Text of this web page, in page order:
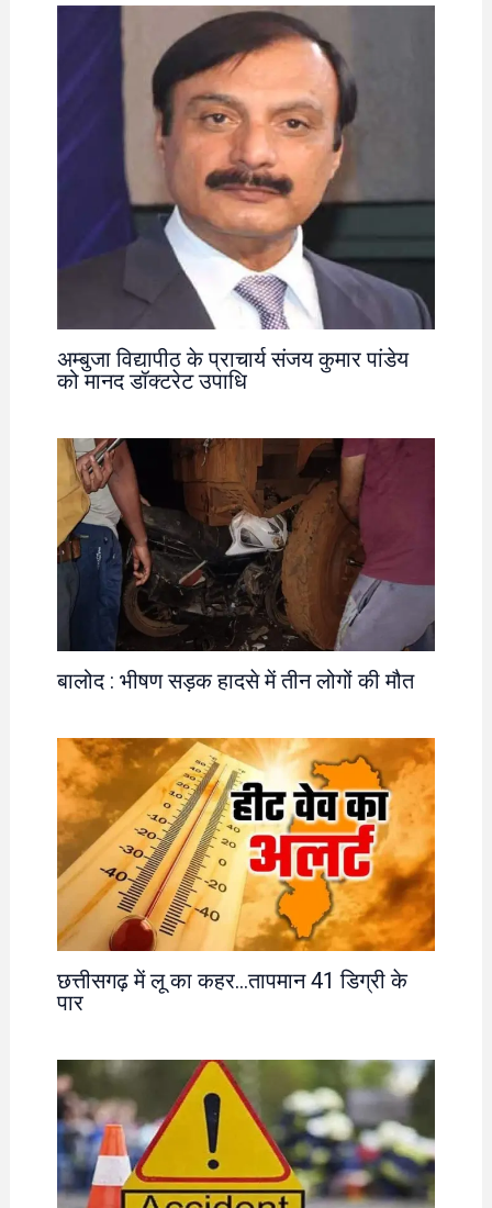
अम्बुजा विद्यापीठ के प्राचार्य संजय कुमार पांडेय
को मानद डॉक्टरेट उपाधि
बालोद : भीषण सड़क हादसे में तीन लोगों की मौत
छत्तीसगढ़ में लू का कहर…तापमान 41 डिग्री के
पार